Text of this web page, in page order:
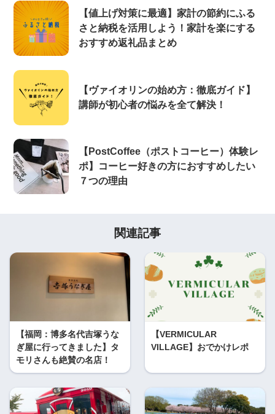
【値上げ対策に最適】家計の節約にふる
さと納税を活用しよう！家計を楽にする
おすすめ返礼品まとめ
【ヴァイオリンの始め方：徹底ガイド】
講師が初心者の悩みを全て解決！
【PostCoffee（ポストコーヒー）体験レ
ポ】コーヒー好きの方におすすめしたい
７つの理由
関連記事
【福岡：博多名代吉塚うな
ぎ屋に行ってきました】タ
モリさんも絶賛の名店！
【VERMICULAR
VILLAGE】おでかけレポ